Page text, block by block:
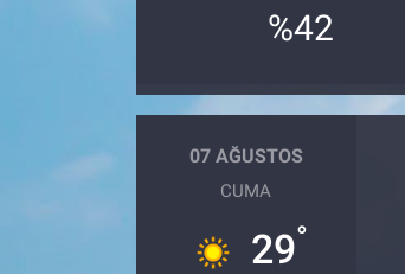
%42
07 AĞUSTOS
CUMA
29°